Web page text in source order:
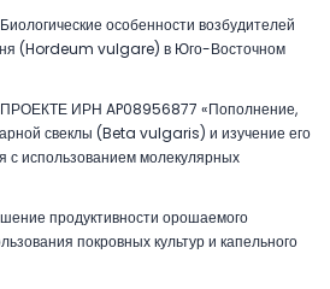
особенности возбудителей
(Hordeum vulgare) в Юго-Восточном
ИРН AP08956877 «Пополнение,
свеклы (Beta vulgaris) и изучение его
с использованием молекулярных
продуктивности орошаемого
покровных культур и капельного